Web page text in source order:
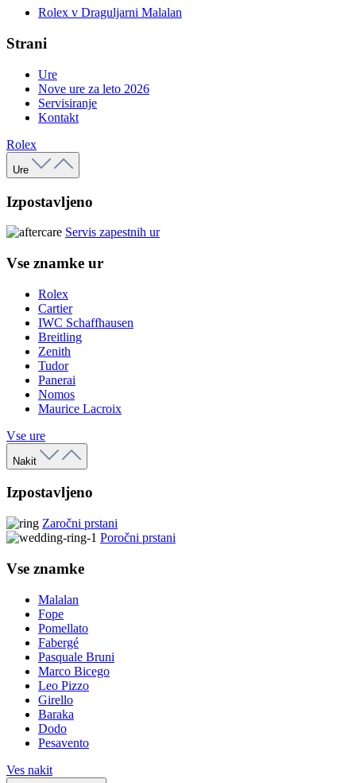
Rolex v Draguljarni Malalan
Strani
Ure
Nove ure za leto 2026
Servisiranje
Kontakt
Rolex
Ure
Izpostavljeno
Servis zapestnih ur
Vse znamke ur
Rolex
Cartier
IWC Schaffhausen
Breitling
Zenith
Tudor
Panerai
Nomos
Maurice Lacroix
Vse ure
Nakit
Izpostavljeno
Zaročni prstani
Poročni prstani
Vse znamke
Malalan
Fope
Pomellato
Fabergé
Pasquale Bruni
Marco Bicego
Leo Pizzo
Girello
Baraka
Dodo
Pesavento
Ves nakit